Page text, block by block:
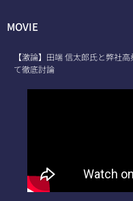
MOVIE
【激論】田端 信太郎氏と弊社
て徹底討論